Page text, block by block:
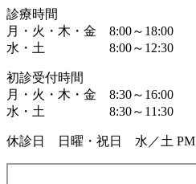
診療時間
月・火・木・金 8:00～18:00
水・土 8:00～12:30
初診受付時間
月・火・木・金 8:30～16:00
水・土 8:30～11:30
休診日 日曜・祝日 水／土 PM